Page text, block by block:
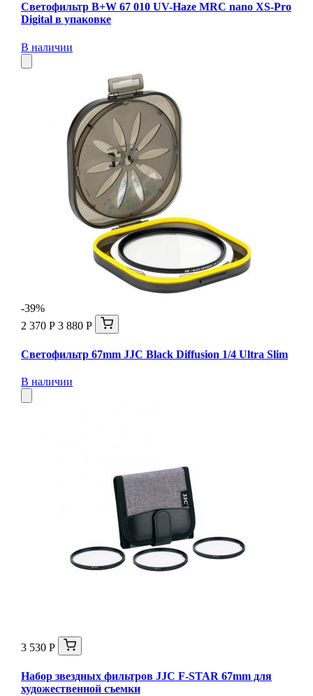
Светофильтр B+W 67 010 UV-Haze MRC nano XS-Pro
Digital в упаковке
В наличии
-39%
2 370 Р 3 880 Р
Светофильтр 67mm JJC Black Diffusion 1/4 Ultra Slim
В наличии
3 530 Р
Набор звездных фильтров JJC F-STAR 67mm для
художественной съемки